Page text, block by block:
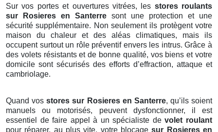
Sur vos portes et ouvertures vitrées, les stores roulants
sur Rosieres en Santerre sont une protection et une
sécurité supplémentaire. Non seulement ils protègent votre
maison du chaleur et des aléas climatiques, mais ils
occupent surtout un rôle préventif envers les intrus. Grâce à
des volets résistants et de bonne qualité, vos biens et votre
domicile sont sécurisés des efforts d’effraction, attaque et
cambriolage.
Quand vosstores sur Rosieres en Santerre, qu’ils soient
manuels ou motorisés, peuvent dysfonctionner, il est
essentiel de faire appel à un spécialiste devolet roulant
pour réparer, au plus vite, votre blocagesur Rosieres en